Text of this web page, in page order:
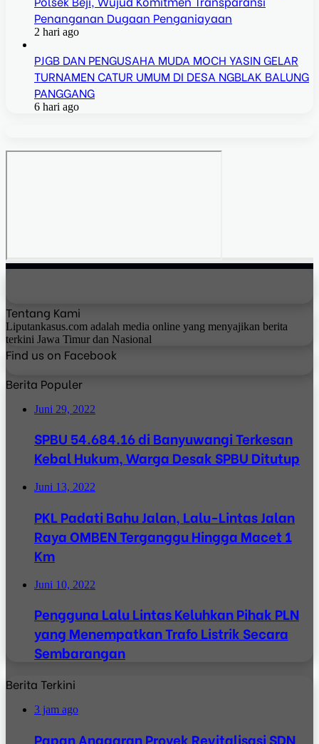
Penanganan Dugaan Penganiayaan
2 hari ago
PJGB DAN PENGUSAHA MUDA MOCH YASIN GELAR
TURNAMEN CATUR UMUM DI DESA NGBLAK BALUNG
PANGGANG
6 hari ago
Tentang Kami
Liputankasus.com adalah media online yang menyajikan berita
terkini Jawa Timur dan Nasional
Find us on Facebook
Berita Populer
Juni 29, 2022
SPBU 54.684.16 di Banyuwangi Terkesan
Kebal Hukum, Warga Desak SPBU Ditutup
Juni 13, 2022
PKL Padati Bahu Jalan, Lalu-Lintas Jalan
Raya OMBEN Terganggu Hingga Macet 1
Km
Juni 10, 2022
Pengguna Lalu Lintas Keluhkan Pihak PLN
yang Menempatkan Trafo Listrik Secara
Sembarangan
Berita Terkini
3 jam ago
Papan Anggaran Proyek Revitalisasi SDN